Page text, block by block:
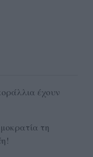
έχουν
τη